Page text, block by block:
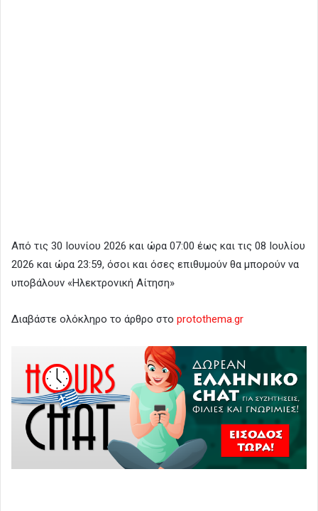
Από τις 30 Ιουνίου 2026 και ώρα 07:00 έως και τις 08 Ιουλίου
2026 και ώρα 23:59, όσοι και όσες επιθυμούν θα μπορούν να
υποβάλουν «Ηλεκτρονική Αίτηση»
Διαβάστε ολόκληρο το άρθρο στο protothema.gr